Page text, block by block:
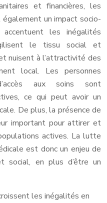
et financières, les
également un impact socio-
accentuent les inégalités
le tissu social et
nuisent à l’attractivité des
local. Les personnes
aux soins sont
ce qui peut avoir un
De plus, la présence de
important pour attirer et
actives. La lutte
est donc un enjeu de
social, en plus d’être un
les inégalités en